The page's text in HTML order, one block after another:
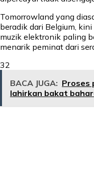
Tomorrowland yang
beradik dari Belgium,
muzik elektronik paling
menarik peminat dari
32
BACA JUGA: Proses
lahirkan bakat